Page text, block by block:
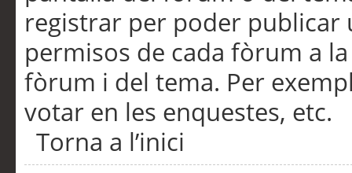
registrar per poder publicar
permisos de cada fòrum a
fòrum i del tema. Per
votar en les enquestes, etc.
Torna a l’inici